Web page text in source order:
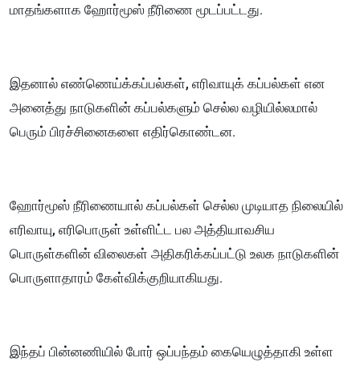
மாதங்களாக ஹோர்மூஸ் நீரிணை மூடப்பட்டது.
இதனால் எண்ணெய்க்கப்பல்கள், எரிவாயுக் கப்பல்கள் என
அனைத்து நாடுகளின் கப்பல்களும் செல்ல வழியில்லமால்
பெரும் பிரச்சினைகளை எதிர்கொண்டன.
ஹோர்மூஸ் நீரிணையால் கப்பல்கள் செல்ல முடியாத நிலையில்
எரிவாயு, எரிபொருள் உள்ளிட்ட பல அத்தியாவசிய
பொருள்களின் விலைகள் அதிகரிக்கப்பட்டு உலக நாடுகளின்
பொருளாதாரம் கேள்விக்குறியாகியது.
இந்தப் பின்னணியில் போர் ஒப்பந்தம் கையெழுத்தாகி உள்ள